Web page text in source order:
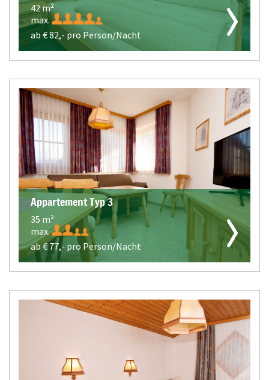
42 m²
max.
ab €82,- pro Person/Nacht
Appartement Typ 3
35 m²
max.
ab €77,- pro Person/Nacht